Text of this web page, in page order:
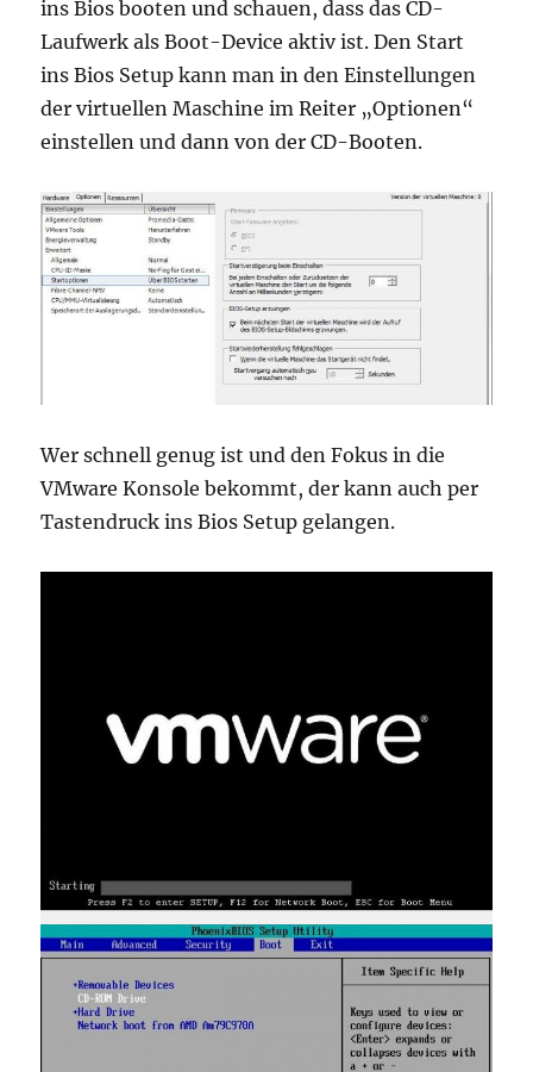
ins Bios booten und schauen, dass das CD-
Laufwerk als Boot-Device aktiv ist. Den Start
ins Bios Setup kann man in den Einstellungen
der virtuellen Maschine im Reiter „Optionen“
einstellen und dann von der CD-Booten.
Wer schnell genug ist und den Fokus in die
VMware Konsole bekommt, der kann auch per
Tastendruck ins Bios Setup gelangen.